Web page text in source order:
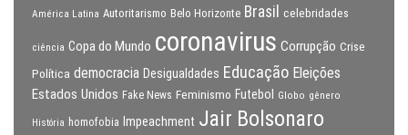
América Latina Autoritarismo Belo Horizonte Brasil celebridades
ciência Copa do Mundo coronavirus Corrupção Crise
Política democracia Desigualdades Educação Eleições
Estados Unidos Fake News Feminismo Futebol Globo gênero
História homofobia Impeachment Jair Bolsonaro